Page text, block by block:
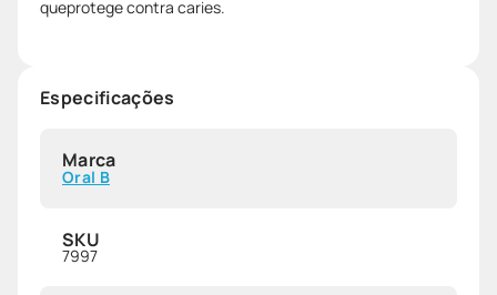
queprotege contra caries.
Especificações
Marca
Oral B
SKU
7997